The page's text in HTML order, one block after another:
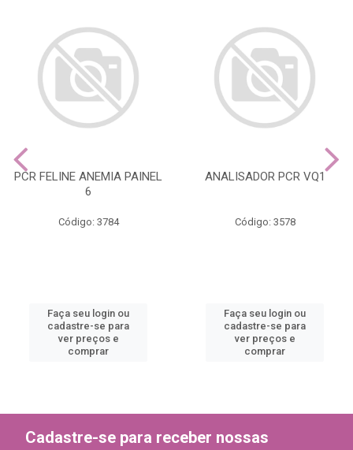
PCR FELINE ANEMIA PAINEL
6
Código: 3784
Faça seu login ou
cadastre-se para
ver preços e
comprar
ANALISADOR PCR VQ1
Código: 3578
Faça seu login ou
cadastre-se para
ver preços e
comprar
Cadastre-se para receber nossas